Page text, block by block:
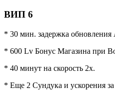
ВИП 6
* 30 мин. задержка обновления
* 600 Lv Бонус Магазина при
* 40 минут на скорость 2x.
* Еще 2 Сундука и ускорения